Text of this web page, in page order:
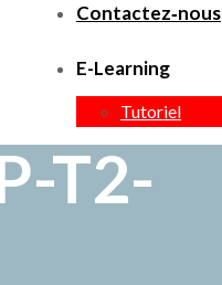
Contactez‑nous
E-Learning
Tutoriel
T2-